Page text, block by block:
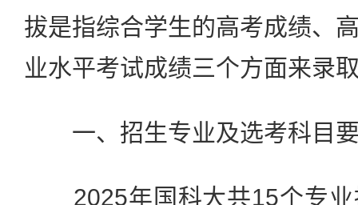
拔是指综合学生的高考成绩、
业水平考试成绩三个方面来录
一、招生专业及选考科目
2025年国科大共15个专业